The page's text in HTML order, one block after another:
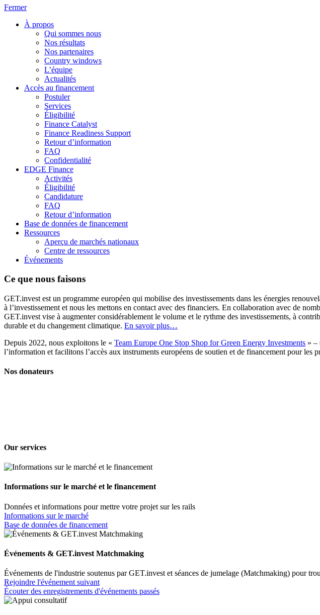
Fermer
À propos
Qui sommes nous
Nos résultats
Nos partenaires
Country windows
L’équipe
Actualités
Accès au financement
Postuler
Services
Éligibilité
Finance Catalyst
Finance Readiness Support
Retour d’information
FAQ
Confidentialité
EDGE Finance
Activités
Éligibilité
Candidature
FAQ
Retour d’information
Base de données de financement
Ressources
Aperçu de marchés nationaux
Centre de ressources
Événements
Ce que nous faisons
GET.invest est un programme européen qui mobilise des investissements dans les énergies
à l’investissement et nous les mettons en contact avec des financiers. En collaboration avec de
GET.invest vise à augmenter considérablement le volume et le rythme des investissements, à
durable et du changement climatique. En savoir plus…
Depuis 2022, nous exploitons le « Team Europe One Stop Shop for Green Energy Investments » –
l’information et facilitons l’accès aux instruments européens de soutien et de financement pour les
Nos donateurs
Our services
Informations sur le marché et le financement
Données et informations pour mettre votre projet sur les rails
Informations sur le marché
Base de données de financement
Événements & GET.invest Matchmaking
Événements de l'industrie soutenus par GET.invest et séances de jumelage (Matchmaking) pour
Rejoindre l'événement suivant
Écouter des enregistrements d'événements passés